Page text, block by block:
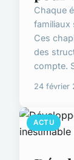
Chaque
familiaux
Ces
des
compte.
24 février
ACTU